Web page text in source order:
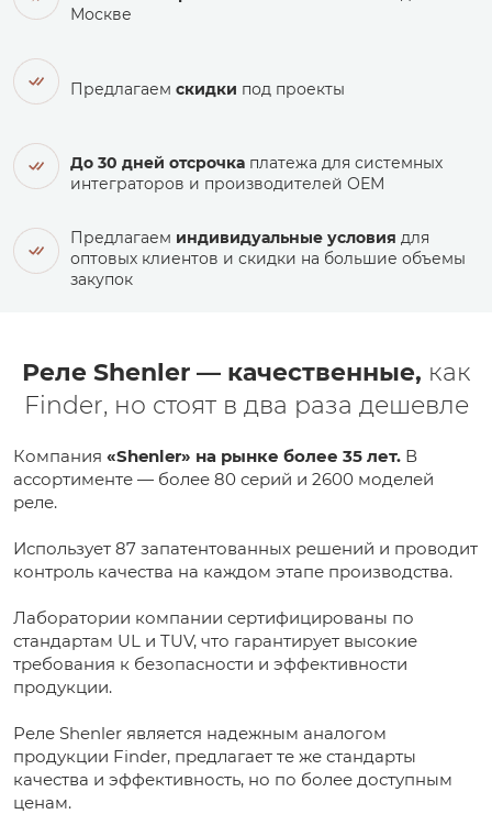
Москве
Предлагаем скидки под проекты
До 30 дней отсрочка платежа для системных
интеграторов и производителей ОЕМ
Предлагаем индивидуальные условия для
оптовых клиентов и скидки на большие объемы
закупок
Реле Shenler — качественные, как
Finder, но стоят в два раза дешевле
Компания «Shenler» на рынке более 35 лет. В
ассортименте — более 80 серий и 2600 моделей
реле.
Использует 87 запатентованных решений и проводит
контроль качества на каждом этапе производства.
Лаборатории компании сертифицированы по
стандартам UL и TUV, что гарантирует высокие
требования к безопасности и эффективности
продукции.
Реле Shenler является надежным аналогом
продукции Finder, предлагает те же стандарты
качества и эффективность, но по более доступным
ценам.